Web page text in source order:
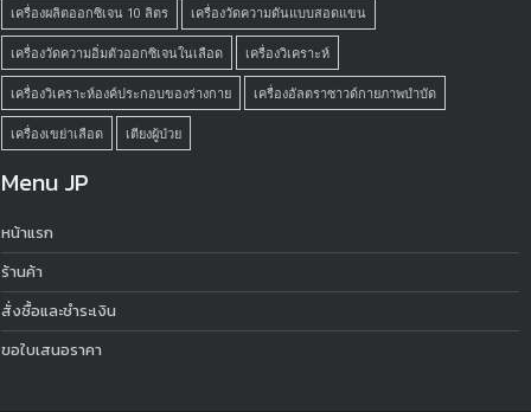
เครื่องผลิตออกซิเจน 10 ลิตร เครื่องวัดความดันแบบสอดแขน
เครื่องวัดความอิ่มตัวออกซิเจนในเลือด เครื่องวิเคราะห์
เครื่องวิเคราะห์องค์ประกอบของร่างกาย เครื่องอัลตราซาวด์กายภาพบำบัด
เครื่องเขย่าเลือด เตียงผู้ป่วย
Menu JP
หน้าแรก
ร้านค้า
สั่งซื้อและชำระเงิน
ขอใบเสนอราคา